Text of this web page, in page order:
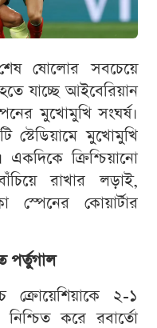
ষোলোর সবচেয়ে
যাচ্ছে আইবেরিয়ান
মুখোমুখি সংঘর্ষ।
স্টেডিয়ামে মুখোমুখি
ক্রিশ্চিয়ানো
রাখার লড়াই,
স্পেনের কোয়ার্টার
পর্তুগাল
ক্রোয়েশিয়াকে ২-১
করে রবার্তো